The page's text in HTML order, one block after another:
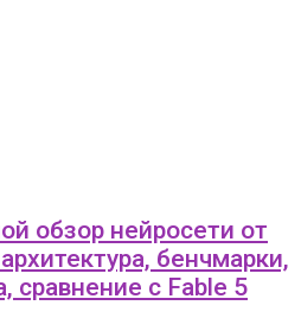
обзор нейросети от
бенчмарки,
сравнение с Fable 5